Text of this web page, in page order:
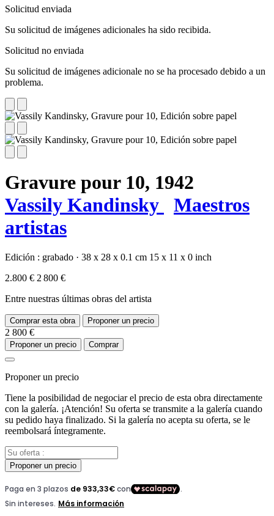
Solicitud enviada
Su solicitud de imágenes adicionales ha sido recibida.
Solicitud no enviada
Su solicitud de imágenes adicionale no se ha procesado debido a un
problema.
Gravure pour 10, 1942
Vassily Kandinsky
Maestros
artistas
Edición : grabado · 38 x 28 x 0.1 cm 15 x 11 x 0 inch
2.800 € 2 800 €
Entre nuestras últimas obras del artista
Comprar esta obra Proponer un precio
2 800 €
Proponer un precio Comprar
Proponer un precio
Tiene la posibilidad de negociar el precio de esta obra directamente
con la galería. ¡Atención! Su oferta se transmite a la galería cuando
su pedido haya finalizado. Si la galería no acepta su oferta, se le
reembolsará íntegramente.
Proponer un precio